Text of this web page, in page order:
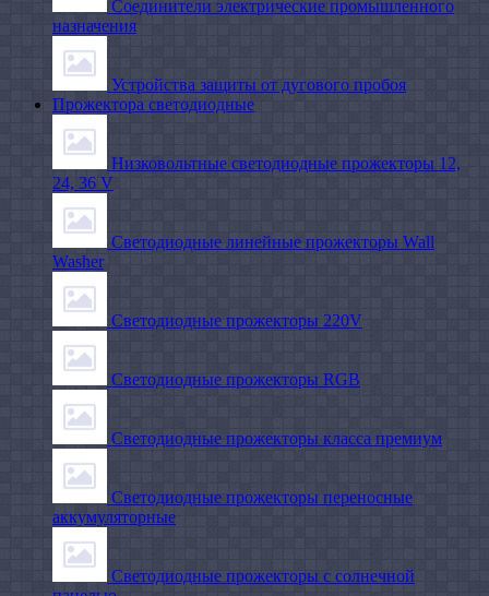
Соединители электрические промышленного
назначения
Устройства защиты от дугового пробоя
Прожектора светодиодные
Низковольтные светодиодные прожекторы 12,
24, 36 V
Светодиодные линейные прожекторы Wall
Washer
Светодиодные прожекторы 220V
Светодиодные прожекторы RGB
Светодиодные прожекторы класса премиум
Светодиодные прожекторы переносные
аккумуляторные
Светодиодные прожекторы с солнечной